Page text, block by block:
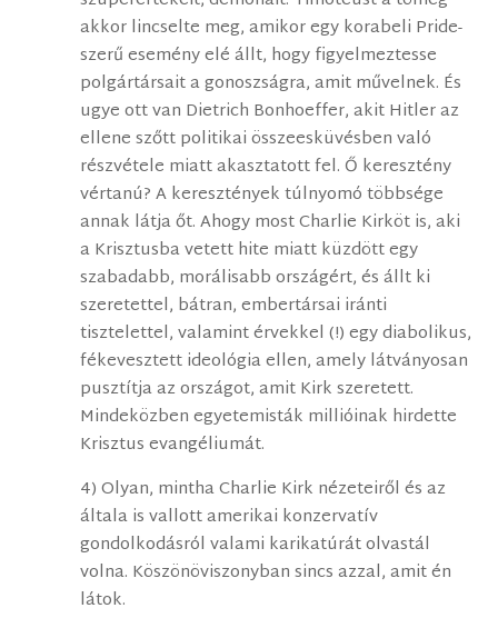
akkor lincselte meg, amikor egy korabeli Pride-
szerű esemény elé állt, hogy figyelmeztesse
polgártársait a gonoszságra, amit művelnek. És
ugye ott van Dietrich Bonhoeffer, akit Hitler az
ellene szőtt politikai összeesküvésben való
részvétele miatt akasztatott fel. Ő keresztény
vértanú? A keresztények túlnyomó többsége
annak látja őt. Ahogy most Charlie Kirköt is, aki
a Krisztusba vetett hite miatt küzdött egy
szabadabb, morálisabb országért, és állt ki
szeretettel, bátran, embertársai iránti
tisztelettel, valamint érvekkel (!) egy diabolikus,
fékevesztett ideológia ellen, amely látványosan
pusztítja az országot, amit Kirk szeretett.
Mindeközben egyetemisták millióinak hirdette
Krisztus evangéliumát.
4) Olyan, mintha Charlie Kirk nézeteiről és az
általa is vallott amerikai konzervatív
gondolkodásról valami karikatúrát olvastál
volna. Köszönöviszonyban sincs azzal, amit én
látok.